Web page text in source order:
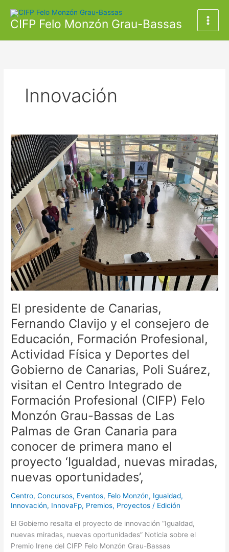
contenido
CIFP Felo Monzón Grau-Bassas
Innovación
El presidente de Canarias,
Fernando Clavijo y el consejero de
Educación, Formación Profesional,
Actividad Física y Deportes del
Gobierno de Canarias, Poli Suárez,
visitan el Centro Integrado de
Formación Profesional (CIFP) Felo
Monzón Grau-Bassas de Las
Palmas de Gran Canaria para
conocer de primera mano el
proyecto ‘Igualdad, nuevas miradas,
nuevas oportunidades’,
Centro,Concursos, Eventos, Felo Monzón, Igualdad,
Innovación, InnovaFp, Premios, Proyectos / Edición
El Gobierno resalta el proyecto de innovación “Igualdad,
nuevas miradas, nuevas oportunidades” Noticia sobre el
Premio Irene del CIFP Felo Monzón Grau-Bassas
El
presidente
de
Canarias,
Fernando
Clavijo
y
el
consejero
de
Educación,
Formación
Profesional,
Actividad
y
Deportes
Gobierno
de
Canarias,
Poli
Suárez,
visitan
el
Centro
Integrado
de
Profesional
(CIFP)
Monzón
Bassas
de
Las